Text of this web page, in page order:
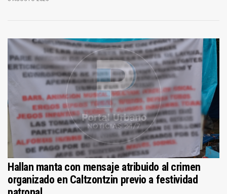
Hallan manta con mensaje atribuido al crimen
organizado en Caltzontzin previo a festividad